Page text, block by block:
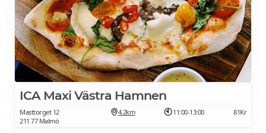
dagen, vilket fortfarande används i delar av
södra Skåne
När man övergick till att äta den tyngsta
måltiden för dagen på kvällen flyttades ordet
Middag med, och är idag benämning på det
man äter någon gång mellan ungefär 16 och
20
ingår i lunchmenyn
ICA Maxi Västra Hamnen
Masttorget 12
211 77 Malmö
4.2km 11:00-13:00 81Kr